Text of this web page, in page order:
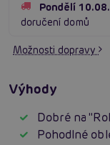
Pondělí 10.08.
doručení domů
Možnosti dopravy
Výhody
Dobré na
Pohodlné